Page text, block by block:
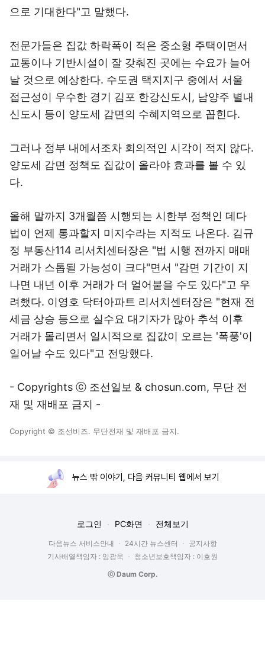
으로 기대한다"고 말했다.
전문가들은 집값 하락폭이 적은 중소형 주택이면서
교통이나 기반시설이 잘 갖춰진 곳에는 수요가 늘어
날 것으로 예상한다. 수도권 택지지구 중에서 서울
접근성이 우수한 경기 김포 한강신도시, 남양주 별내
신도시 등이 양도세 감면의 수혜지역으로 꼽힌다.
그러나 정부 내에서조차 회의적인 시각이 적지 않다.
양도세 감면 정책도 집값이 올라야 효과를 볼 수 있
다.
올해 말까지 3개월쯤 시행되는 시한부 정책인 데다
법이 언제 통과할지 미지수라는 지적도 나온다. 김규
정 부동산114 리서치센터장은 "법 시행 전까지 매매
거래가 스톱될 가능성이 크다"면서 "감면 기간이 지
나면 내년 이후 거래가 더 얼어붙을 수도 있다"고 우
려했다. 이영호 닥터아파트 리서치센터장은 "현재 전
세금 상승 등으로 실수요 대기자가 많아 추석 이후
거래가 몰리면서 일시적으로 집값이 오르는 '폭풍'이
일어날 수도 있다"고 전망했다.
- Copyrights ⓒ 조선일보 & chosun.com, 무단 전
재 및 재배포 금지 -
Copyright © 조선비즈. 무단전재 및 재배포 금지.
뉴스 밖 이야기, 다음 커뮤니티 웹에서 보기
로그인 PC화면 전체보기
다음뉴스 서비스안내 24시간 뉴스센터
공지사항
기사배열책임자 : 임광욱
청소년보호책임자 : 이호원
ⓒ Daum Corp.